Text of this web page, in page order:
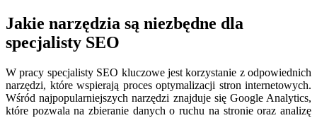
Jakie narzędzia są niezbędne dla
specjalisty SEO
W pracy specjalisty SEO kluczowe jest korzystanie z odpowiednich
narzędzi, które wspierają proces optymalizacji stron internetowych.
Wśród najpopularniejszych narzędzi znajduje się Google Analytics,
które pozwala na zbieranie danych o ruchu na stronie oraz analizę